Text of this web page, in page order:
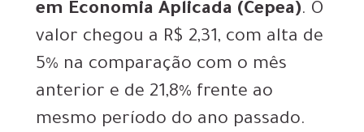
em Economia Aplicada (Cepea). O
valor chegou a R$ 2,31, com alta de
5% na comparação com o mês
anterior e de 21,8% frente ao
mesmo período do ano passado.